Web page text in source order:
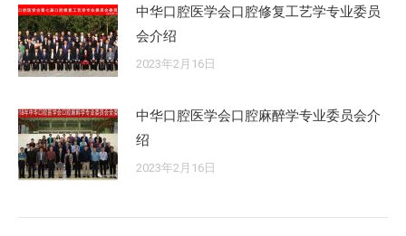
中华口腔医学会口腔修复工艺学专业委员
会介绍
2023年2月16日
中华口腔医学会口腔麻醉学专业委员会介
绍
2023年2月16日